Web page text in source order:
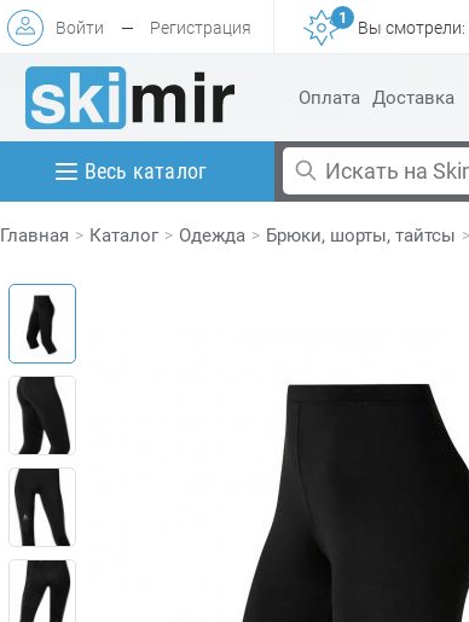
Войти — Регистрация
1
Вы смотрели:
Оплата Доставка
Весь каталог
Главная Каталог Одежда Брюки, шорты, тайтсы